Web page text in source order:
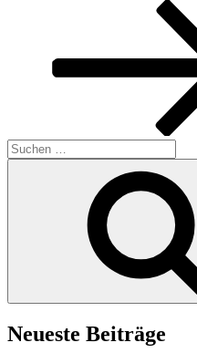
Suchen
nach:
Neueste Beiträge